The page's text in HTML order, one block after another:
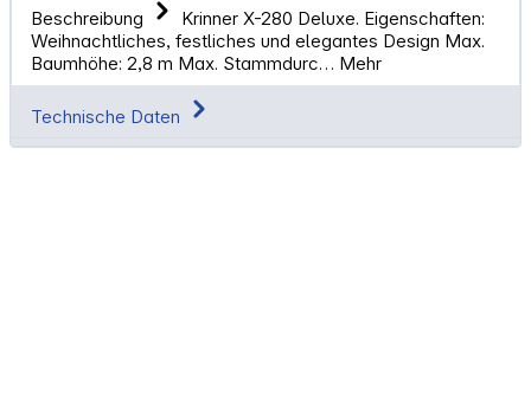
Beschreibung
Krinner X-280 Deluxe. Eigenschaften:
Weihnachtliches, festliches und elegantes Design Max.
Baumhöhe: 2,8 m Max. Stammdurc… Mehr
Technische Daten